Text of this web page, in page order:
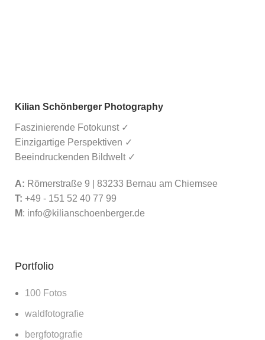
Kilian Schönberger Photography
Faszinierende Fotokunst ✓
Einzigartige Perspektiven ✓
Beeindruckenden Bildwelt ✓
A: Römerstraße 9 | 83233 Bernau am Chiemsee
T: +49 - 151 52 40 77 99
M: info@kilianschoenberger.de
Portfolio
100 Fotos
waldfotografie
bergfotografie